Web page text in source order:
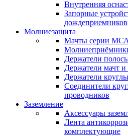
Внутренняя
Запорные
дождеприемников
Молниезащита
Мачты серии
Держатели
Держатели мачт
Держатели
Cоединители
проводников
Заземление
Аксессуары
Лента
комплектующие